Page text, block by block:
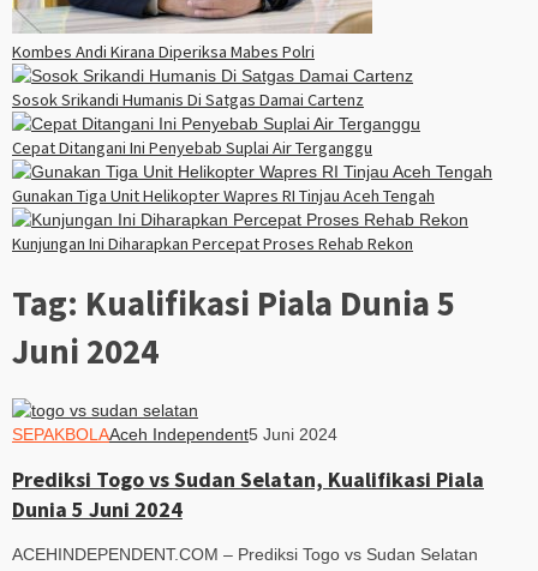
Kombes Andi Kirana Diperiksa Mabes Polri
Sosok Srikandi Humanis Di Satgas Damai Cartenz
Cepat Ditangani Ini Penyebab Suplai Air Terganggu
Gunakan Tiga Unit Helikopter Wapres RI Tinjau Aceh Tengah
Kunjungan Ini Diharapkan Percepat Proses Rehab Rekon
Tag: Kualifikasi Piala Dunia 5
Juni 2024
SEPAKBOLAAceh Independent5 Juni 2024
Prediksi Togo vs Sudan Selatan, Kualifikasi Piala
Dunia 5 Juni 2024
ACEHINDEPENDENT.COM – Prediksi Togo vs Sudan Selatan